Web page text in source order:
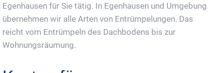
Egenhausen für Sie tätig. In Egenhausen und Umgebung
übernehmen wir alle Arten von Entrümpelungen. Das
reicht vom Entrümpeln des Dachbodens bis zur
Wohnungsräumung.